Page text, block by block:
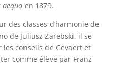
aequoen 1879.
des classes d’harmonie de
de Juliusz Zarebski, il se
conseils de Gevaert et
comme élève par Franz